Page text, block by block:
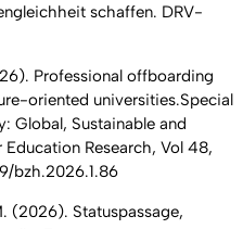
schaffen. DRV-
Professional offboarding
oriented universities.Special
Global, Sustainable and
Research, Vol 48,
bzh.2026.1.86
(2026). Statuspassage,